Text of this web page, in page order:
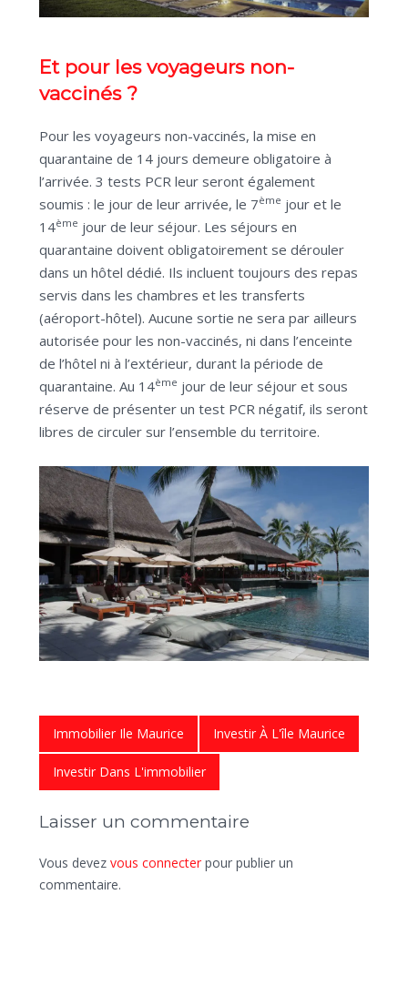
Et pour les voyageurs non-
vaccinés ?
Pour les voyageurs non-vaccinés, la mise en
quarantaine de 14 jours demeure obligatoire à
l’arrivée. 3 tests PCR leur seront également
soumis : le jour de leur arrivée, le 7ème jour et le
14ème jour de leur séjour. Les séjours en
quarantaine doivent obligatoirement se dérouler
dans un hôtel dédié. Ils incluent toujours des repas
servis dans les chambres et les transferts
(aéroport-hôtel). Aucune sortie ne sera par ailleurs
autorisée pour les non-vaccinés, ni dans l’enceinte
de l’hôtel ni à l’extérieur, durant la période de
quarantaine. Au 14ème jour de leur séjour et sous
réserve de présenter un test PCR négatif, ils seront
libres de circuler sur l’ensemble du territoire.
Immobilier Ile Maurice Investir À L'île Maurice
Investir Dans L'immobilier
Laisser un commentaire
Vous devez vous connecter pour publier un
commentaire.